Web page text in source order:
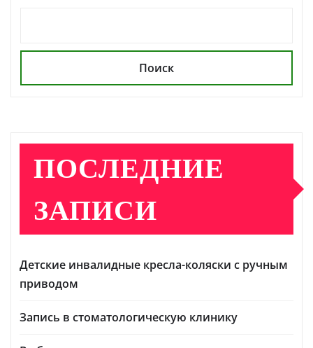
Поиск
ПОСЛЕДНИЕ
ЗАПИСИ
Детские инвалидные кресла-коляски с ручным
приводом
Запись в стоматологическую клинику